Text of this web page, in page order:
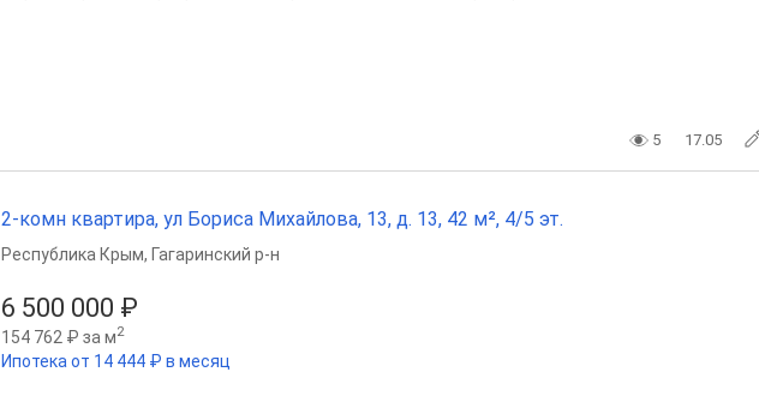
5 17.05
2-комн квартира, ул Бориса Михайлова, 13, д. 13, 42 м², 4/5 эт.
6 500 000 ₽
154 762 ₽ за м2
Ипотека от 14 444 ₽ в месяц
Республика Крым, Гагаринский р-н